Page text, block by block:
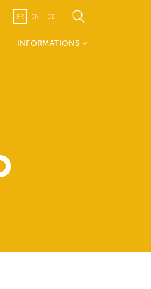
FR EN DE
INFORMATIONS